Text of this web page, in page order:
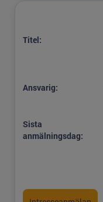
Titel:
Ansvarig:
Sista
anmälningsdag: